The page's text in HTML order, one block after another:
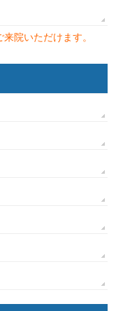
院いただけます。